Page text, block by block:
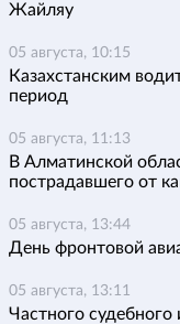
Жайляу
05 августа, 10:15
Казахстанским
период
05 августа, 11:13
В Алматинской
пострадавшего от
05 августа, 13:44
День фронтовой
05 августа, 13:11
Частного